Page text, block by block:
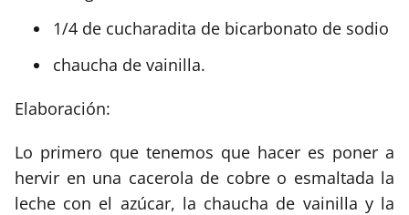
1/4 de cucharadita de bicarbonato de sodio
chaucha de vainilla.
Elaboración:
Lo primero que tenemos que hacer es poner a
hervir en una cacerola de cobre o esmaltada la
leche con el azúcar, la chaucha de vainilla y la